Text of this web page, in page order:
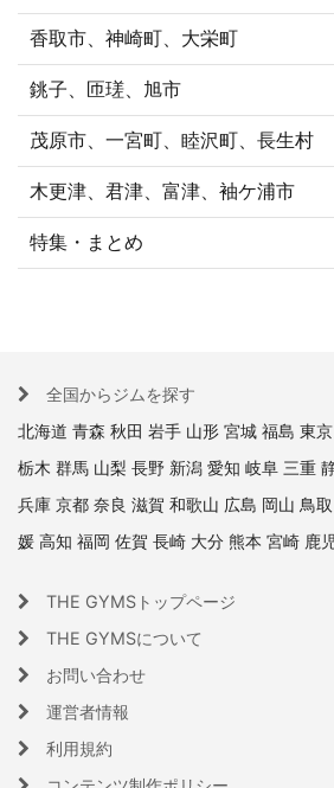
香取市、神崎町、大栄町
銚子、匝瑳、旭市
茂原市、一宮町、睦沢町、長生村
木更津、君津、富津、袖ケ浦市
特集・まとめ
全国からジムを探す
北海道 青森 秋田 岩手 山形 宮城 福島 東京
栃木 群馬 山梨 長野 新潟 愛知 岐阜 三重
兵庫 京都 奈良 滋賀 和歌山 広島 岡山 鳥取
媛 高知 福岡 佐賀 長崎 大分 熊本 宮崎 鹿
THE GYMSトップページ
THE GYMSについて
お問い合わせ
運営者情報
利用規約